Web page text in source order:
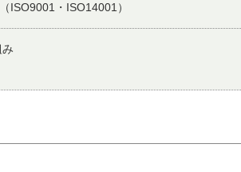
ISO9001・ISO14001）